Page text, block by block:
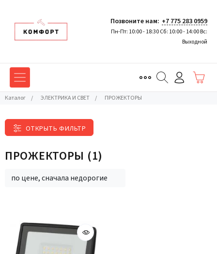
Позвоните нам: +7 775 283 0959
Пн-Пт: 10:00 - 18:30 Сб: 10:00 - 14:00 Вс:
Выходной
Каталог / ЭЛЕКТРИКА И СВЕТ / ПРОЖЕКТОРЫ
ОТКРЫТЬ ФИЛЬТР
ПРОЖЕКТОРЫ (1)
по цене, сначала недорогие